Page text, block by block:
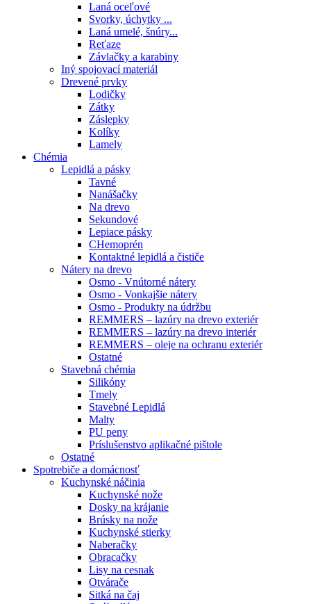
Laná oceľové
Svorky, úchytky ...
Laná umelé, šnúry...
Reťaze
Závlačky a karabiny
Iný spojovací materiál
Drevené prvky
Lodičky
Zátky
Záslepky
Kolíky
Lamely
Chémia
Lepidlá a pásky
Tavné
Nanášačky
Na drevo
Sekundové
Lepiace pásky
CHemoprén
Kontaktné lepidlá a čističe
Nátery na drevo
Osmo - Vnútorné nátery
Osmo - Vonkajšie nátery
Osmo - Produkty na údržbu
REMMERS – lazúry na drevo exteriér
REMMERS – lazúry na drevo interiér
REMMERS – oleje na ochranu exteriér
Ostatné
Stavebná chémia
Silikóny
Tmely
Stavebné Lepidlá
Malty
PU peny
Príslušenstvo aplikačné pištole
Ostatné
Spotrebiče a domácnosť
Kuchynské náčinia
Kuchynské nože
Dosky na krájanie
Brúsky na nože
Kuchynské stierky
Naberačky
Obracačky
Lisy na cesnak
Otvárače
Sitká na čaj